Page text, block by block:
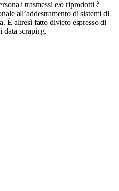
trasmessi e/o riprodotti è
all’addestramento di sistemi di
È altresì fatto divieto espresso di
data scraping.